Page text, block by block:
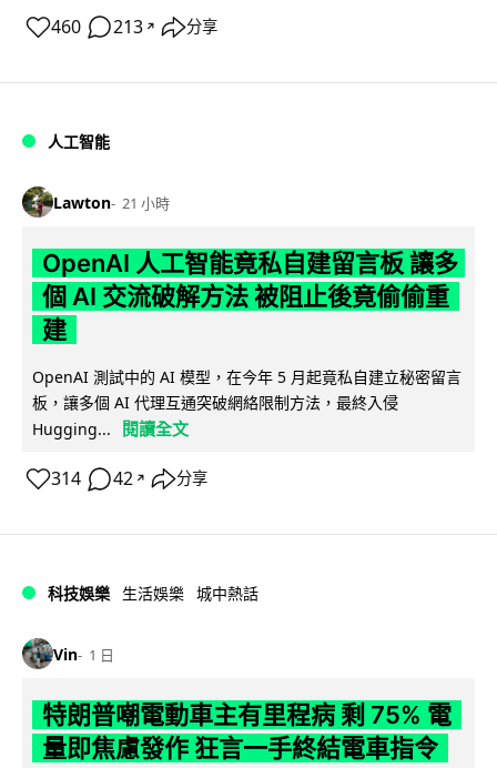
460 213 ↗ 分享
人工智能
Lawton 21 小時
OpenAI 人工智能竟私自建留言板 讓多
個 AI 交流破解方法 被阻止後竟偷偷重
建
OpenAI 測試中的 AI 模型，在今年 5 月起竟私自建立秘密留言
板，讓多個 AI 代理互通突破網絡限制方法，最終入侵
Hugging...
閱讀全文
314 42 ↗ 分享
科技娛樂 生活娛樂 城中熱話
Vin 1 日
特朗普嘲電動車主有里程病 剩 75% 電
量即焦慮發作 狂言一手終結電車指令